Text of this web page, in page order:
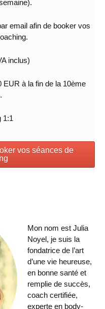
email afin de booker vos
inclus)
à la fin de la 10ème
1:1
vos séances de
Mon nom est Julia
Noyel, je suis la
fondatrice de l’art
d’une vie heureuse,
en bonne santé et
remplie de succès,
coach certifiée,
experte en body-